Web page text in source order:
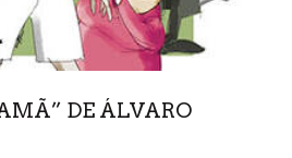
DE ÁLVARO